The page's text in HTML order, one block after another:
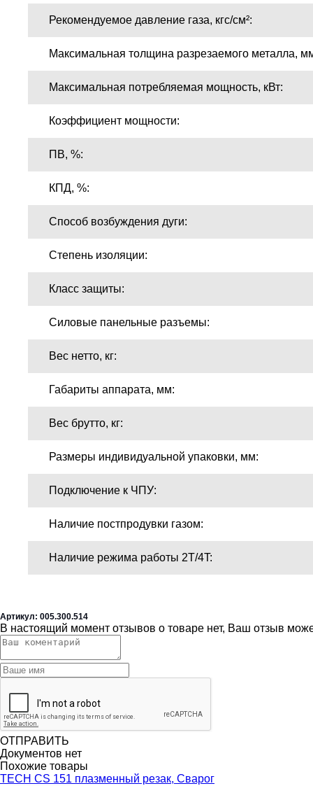
Рекомендуемое давление газа, кгс/см²:
Максимальная толщина разрезаемого металла,
Максимальная потребляемая мощность, кВт:
Коэффициент мощности:
ПВ, %:
КПД, %:
Способ возбуждения дуги:
Степень изоляции:
Класс защиты:
Силовые панельные разъемы:
Вес нетто, кг:
Габариты аппарата, мм:
Вес брутто, кг:
Размеры индивидуальной упаковки, мм:
Подключение к ЧПУ:
Наличие постпродувки газом:
Наличие режима работы 2T/4T:
Артикул: 005.300.514
В настоящий момент отзывов о товаре нет, Ваш отзыв
ОТПРАВИТЬ
Документов нет
Похожие товары
TECH CS 151 плазменный резак, Сварог